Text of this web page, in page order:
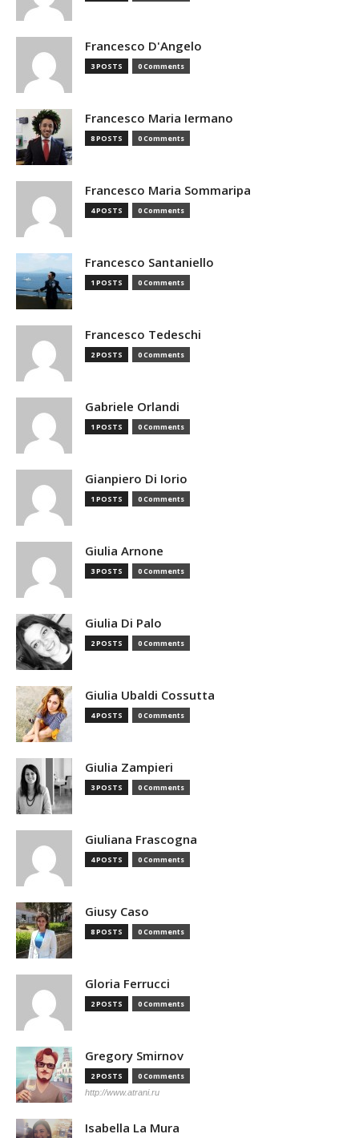
Francesco D'Angelo
3 POSTS 0 Comments
Francesco Maria Iermano
8 POSTS 0 Comments
Francesco Maria Sommaripa
4 POSTS 0 Comments
Francesco Santaniello
1 POSTS 0 Comments
Francesco Tedeschi
2 POSTS 0 Comments
Gabriele Orlandi
1 POSTS 0 Comments
Gianpiero Di Iorio
1 POSTS 0 Comments
Giulia Arnone
3 POSTS 0 Comments
Giulia Di Palo
2 POSTS 0 Comments
Giulia Ubaldi Cossutta
4 POSTS 0 Comments
Giulia Zampieri
3 POSTS 0 Comments
Giuliana Frascogna
4 POSTS 0 Comments
Giusy Caso
8 POSTS 0 Comments
Gloria Ferrucci
2 POSTS 0 Comments
Gregory Smirnov
2 POSTS 0 Comments
http://www.atrani.ru
Isabella La Mura